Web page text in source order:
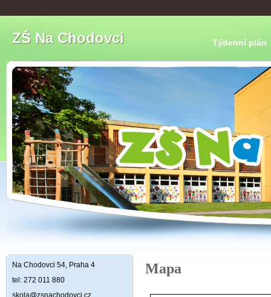
ZŠ Na Chodovci Týdenní plán
Na Chodovci 54, Praha 4
tel: 272 011 880
skola@zsnachodovci.cz
Mapa